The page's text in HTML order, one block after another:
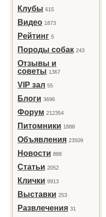
Клубы 615
Видео 1873
Рейтинг 5
Породы собак 243
Отзывы и
советы 1367
VIP зал 55
Блоги 3696
Форум 212354
Питомники 1888
Объявления 23509
Новости 888
Статьи 2052
Клички 9913
Выставки 253
Развлечения 31